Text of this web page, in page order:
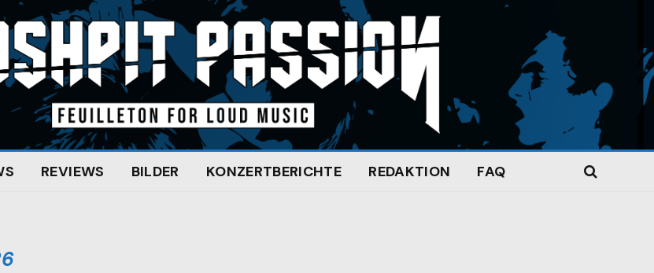
REVIEWS BILDER KONZERTBERICHTE REDAKTION FAQ